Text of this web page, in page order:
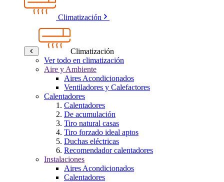
Climatización
Climatización
Ver todo en climatización
Aire y Ambiente
Aires Acondicionados
Ventiladores y Calefactores
Calentadores
Calentadores
De acumulación
Tiro natural casas
Tiro forzado ideal aptos
Duchas eléctricas
Recomendador calentadores
Instalaciones
Aires Acondicionados
Calentadores